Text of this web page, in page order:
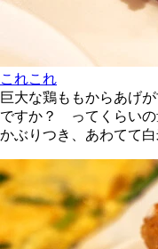
これこれ
巨大な鶏ももからあげ
ですか？ ってくらいの
かぶりつき、あわてて白